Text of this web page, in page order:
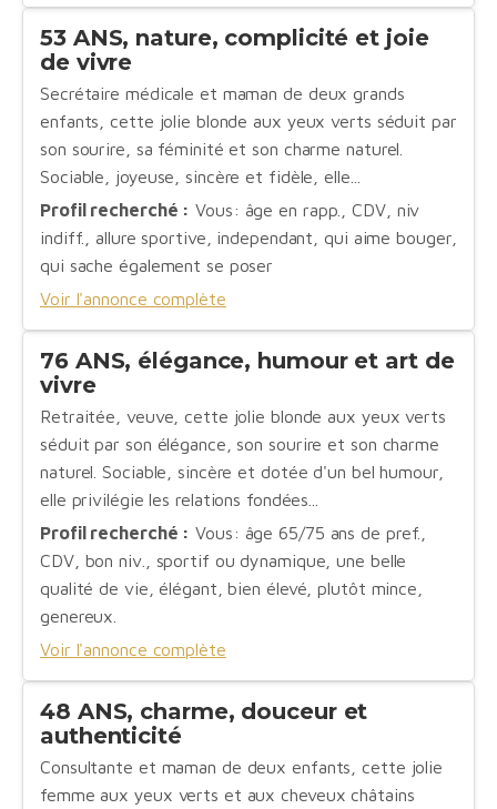
53 ANS, nature, complicité et joie
de vivre
Secrétaire médicale et maman de deux grands
enfants, cette jolie blonde aux yeux verts séduit par
son sourire, sa féminité et son charme naturel.
Sociable, joyeuse, sincère et fidèle, elle...
Profil recherché : Vous: âge en rapp., CDV, niv
indiff., allure sportive, independant, qui aime bouger,
qui sache également se poser
Voir l'annonce complète
76 ANS, élégance, humour et art de
vivre
Retraitée, veuve, cette jolie blonde aux yeux verts
séduit par son élégance, son sourire et son charme
naturel. Sociable, sincère et dotée d'un bel humour,
elle privilégie les relations fondées...
Profil recherché : Vous: âge 65/75 ans de pref.,
CDV, bon niv., sportif ou dynamique, une belle
qualité de vie, élégant, bien élevé, plutôt mince,
genereux.
Voir l'annonce complète
48 ANS, charme, douceur et
authenticité
Consultante et maman de deux enfants, cette jolie
femme aux yeux verts et aux cheveux châtains